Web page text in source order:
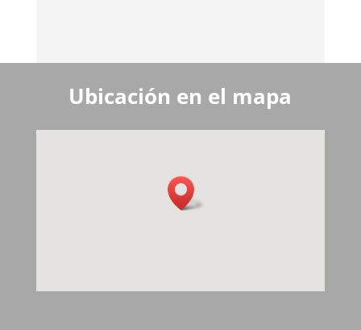
Ubicación en el mapa